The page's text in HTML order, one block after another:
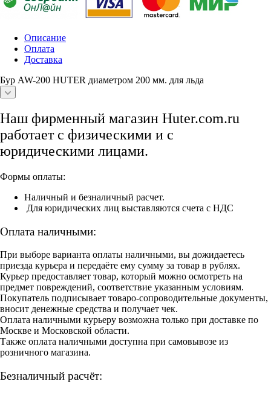
Описание
Оплата
Доставка
Бур AW-200 HUTER диаметром 200 мм. для льда
Наш фирменный магазин Huter.com.ru
работает с физическими и с
юридическими лицами.
Формы оплаты:
Наличный и безналичный расчет.
Для юридических лиц выставляются счета с НДС
Оплата наличными:
При выборе варианта оплаты наличными, вы дожидаетесь
приезда курьера и передаёте ему сумму за товар в рублях.
Курьер предоставляет товар, который можно осмотреть на
предмет повреждений, соответствие указанным условиям.
Покупатель подписывает товаро-сопроводительные документы,
вносит денежные средства и получает чек.
Оплата наличными курьеру возможна только при доставке по
Москве и Московской области.
Также оплата наличными доступна при самовывозе из
розничного магазина.
Безналичный расчёт: